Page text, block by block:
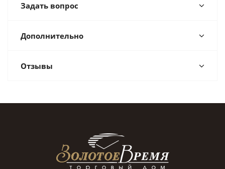
Задать вопрос
Дополнительно
Отзывы